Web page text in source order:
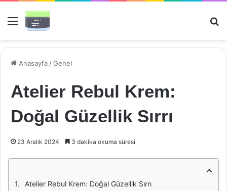
Menü
Anasayfa /Genel
Atelier Rebul Krem:
Doğal Güzellik Sırrı
23 Aralık 2024 3 dakika okuma süresi
Atelier Rebul Krem: Doğal Güzellik Sırrı